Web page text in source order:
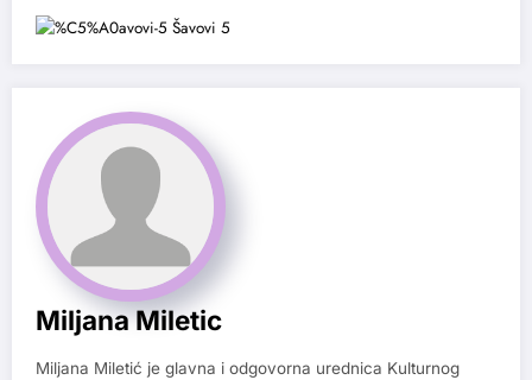
Miljana Miletic
Miljana Miletić je glavna i odgovorna urednica Kulturnog